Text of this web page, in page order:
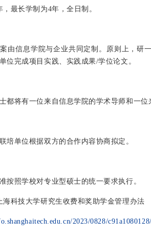
最长学制为4年，全日制。
由信息学院与企业共同定制。原则上，研
位完成项目实践、实践成果/学位论文。
都将有一位来自信息学院的学术导师和一位
培单位根据双方的合作内容协商拟定。
按照学校对专业型硕士的统一要求执行。
海科技大学研究生收费和奖助学金管理办法
2023/0828/